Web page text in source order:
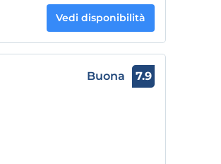
Vedi disponibilità
Buona 7.9